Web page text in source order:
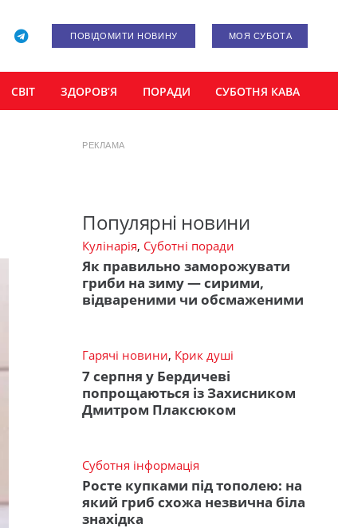
ПОВІДОМИТИ НОВИНУ МОЯ СУБОТА
СВІТ ЗДОРОВ’Я ПОРАДИ СУБОТНЯ КАВА
РЕКЛАМА
Популярні новини
Кулінарія, Суботні поради
Як правильно заморожувати
гриби на зиму — сирими,
відвареними чи обсмаженими
Гарячі новини, Крик душі
7 серпня у Бердичеві
попрощаються із Захисником
Дмитром Плаксюком
Суботня інформація
Росте купками під тополею: на
який гриб схожа незвична біла
знахідка